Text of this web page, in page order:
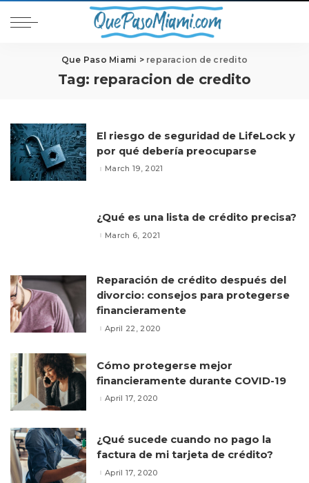
Que Paso Miami > reparacion de credito
Tag: reparacion de credito
El riesgo de seguridad de LifeLock y
por qué debería preocuparse
March 19, 2021
¿Qué es una lista de crédito precisa?
March 6, 2021
Reparación de crédito después del
divorcio: consejos para protegerse
financieramente
April 22, 2020
Cómo protegerse mejor
financieramente durante COVID-19
April 17, 2020
¿Qué sucede cuando no pago la
factura de mi tarjeta de crédito?
April 17, 2020